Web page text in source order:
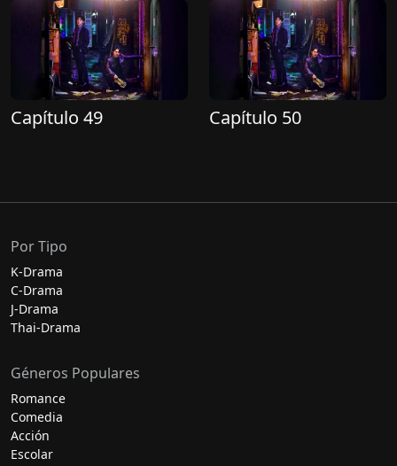
Capítulo 49 Capítulo 50
Por Tipo
K-Drama
C-Drama
J-Drama
Thai-Drama
Géneros Populares
Romance
Comedia
Acción
Escolar